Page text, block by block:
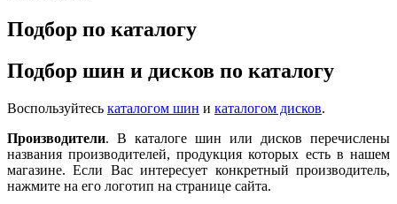
Подбор по каталогу
Подбор шин и дисков по каталогу
Воспользуйтесь каталогом шин и каталогом дисков.
Производители. В каталоге шин или дисков перечислены
названия производителей, продукция которых есть в нашем
магазине. Если Вас интересует конкретный производитель,
нажмите на его логотип на странице сайта.